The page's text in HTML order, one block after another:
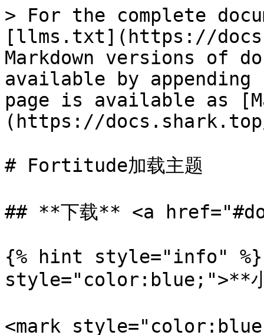
> For the complete
[llms.txt](https://
Markdown versions of
available by
page is available as
(https://
# Fortitude加载主题
## **下载** <a
{% hint style="info" %}
style="color:blue;">**小
<mark